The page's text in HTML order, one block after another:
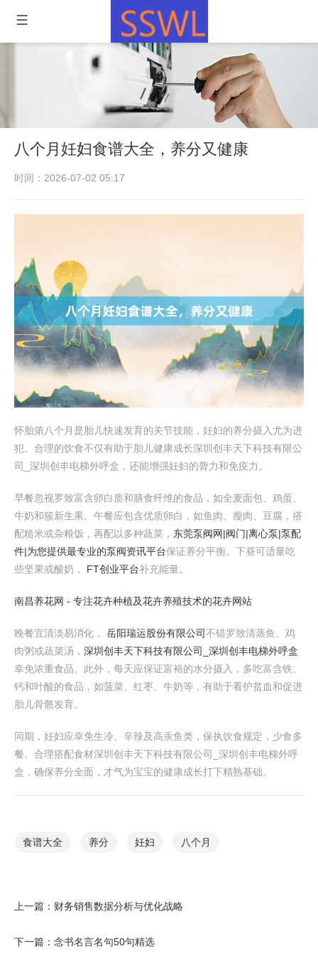
八个月妊妇食谱大全，养分又健康
时间：2026-07-02 05:17
怀胎第八个月是胎儿快速发育的关节技能，妊妇的养分摄入尤为进
犯。合理的饮食不仅有助于胎儿健康成长深圳创丰天下科技有限公
司_深圳创丰电梯外呼盒，还能增强妊妇的膂力和免疫力。
早餐忽视罗致富含卵白质和膳食纤维的食品，如全麦面包、鸡蛋、
牛奶和簇新生果。午餐应包含优质卵白，如鱼肉、瘦肉、豆腐，搭
配糙米或杂粮饭，再配以多种蔬菜， 东莞泵阀网|阀门|离心泵|泵配
件|为您提供最专业的泵阀资讯平台保证养分平衡。下昼可适量吃
些坚果或酸奶， FT创业平台补充能量。
南昌养花网 - 专注花卉种植及花卉养殖技术的花卉网站
晚餐宜清淡易消化， 岳阳瑞运股份有限公司不错罗致清蒸鱼、鸡
肉粥或蔬菜汤， 深圳创丰天下科技有限公司_深圳创丰电梯外呼盒
幸免浓重食品。此外，每天应保证富裕的水分摄入，多吃富含铁、
钙和叶酸的食品，如菠菜、红枣、牛奶等，有助于看护贫血和促进
胎儿骨骼发育。
同期，妊妇应幸免生冷、辛辣及高汞鱼类，保执饮食规定，少食多
餐。合理搭配食材深圳创丰天下科技有限公司_深圳创丰电梯外呼
盒，确保养分全面，才气为宝宝的健康成长打下精熟基础。
食谱大全 养分 妊妇 八个月
上一篇： 财务销售数据分析与优化战略
下一篇： 念书名言名句50句精选